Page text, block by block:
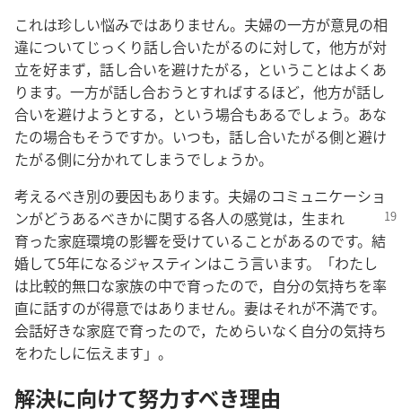
これは珍しい悩みではありません。夫婦の一方が意見の相
違についてじっくり話し合いたがるのに対して，他方が対
立を好まず，話し合いを避けたがる，ということはよくあ
ります。一方が話し合おうとすればするほど，他方が話し
合いを避けようとする，という場合もあるでしょう。あな
たの場合もそうですか。いつも，話し合いたがる側と避け
たがる側に分かれてしまうでしょうか。
考えるべき別の要因もあります。夫婦のコミュニケーショ
ンがどうあるべきかに関する各人の感覚は，生まれ
育った家庭環境の影響を受けていることがあるのです。結
婚して5年になるジャスティンはこう言います。「わたし
は比較的無口な家族の中で育ったので，自分の気持ちを率
直に話すのが得意ではありません。妻はそれが不満です。
会話好きな家庭で育ったので，ためらいなく自分の気持ち
をわたしに伝えます」。
解決に向けて努力すべき理由